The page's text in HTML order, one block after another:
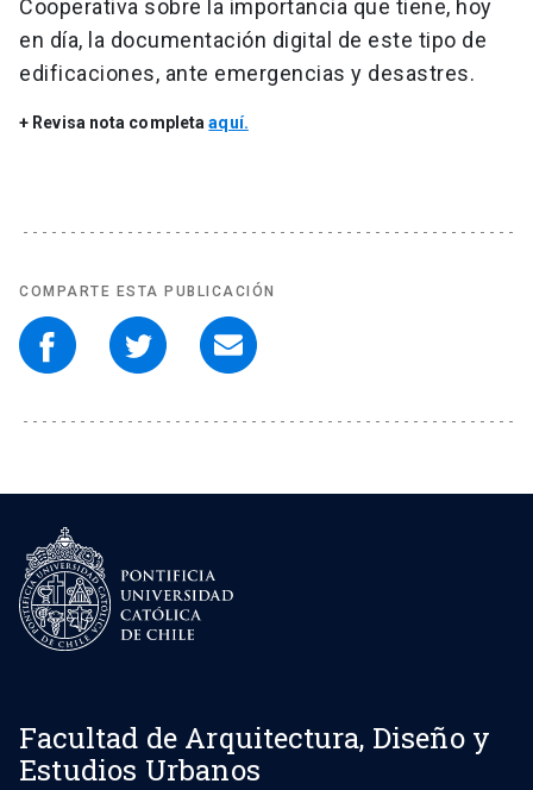
Cooperativa sobre la importancia que tiene, hoy
en día, la documentación digital de este tipo de
edificaciones, ante emergencias y desastres.
+ Revisa nota completaaquí.
COMPARTE ESTA PUBLICACIÓN
Facultad de Arquitectura, Diseño y
Estudios Urbanos